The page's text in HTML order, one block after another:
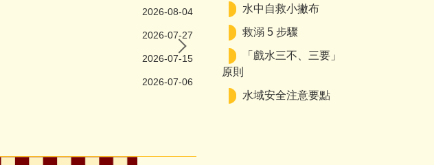
2026-08-04
2026-07-27
2026-07-15
2026-07-06
水中自救小撇布
救溺 5 步驟
「戲水三不、三要」
原則
水域安全注意要點